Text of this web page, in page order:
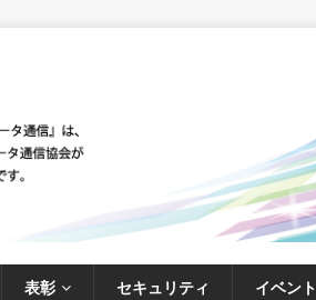
表彰 セキュリティ イベント